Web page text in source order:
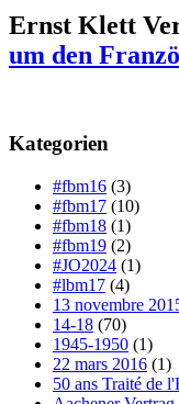
Ernst Klett
um den
Kategorien
#fbm16 (3)
#fbm17 (10)
#fbm18 (1)
#fbm19 (2)
#JO2024 (1)
#lbm17 (4)
13 novembre
14-18 (70)
1945-1950 (1)
22 mars 2016 (1)
50 ans Traité de